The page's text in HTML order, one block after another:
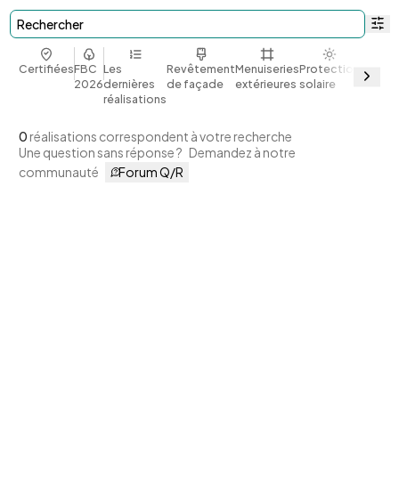
Rechercher
CertifiéesFBC
2026
Les
dernières
réalisations
Revêtement
de façade
Menuiseries
extérieures
Protection
solaire
Bio et
0 réalisations correspondent à votre recherche
Une question sans réponse ? Demandez à notre
communauté
Forum Q/R